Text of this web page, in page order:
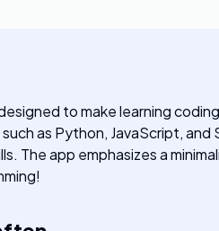
to make learning
as Python, JavaScript,
The app emphasizes a